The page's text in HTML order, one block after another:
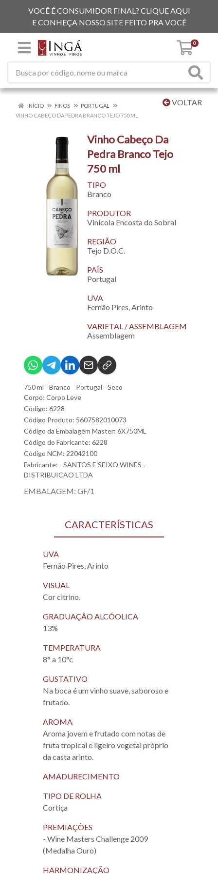
VOCÊ É CONSUMIDOR FINAL? CLIQUE AQUI
E CONHEÇA NOSSO SITE FEITO PRA VOCÊ
0
VOLTAR
INÍCIO FINOS
PORTUGAL
VINHO CABEÇO DA PEDRA BRANCO TEJO 750 ML
Vinho Cabeço Da
Pedra Branco Tejo
750 ml
TIPO
Branco
PRODUTOR
Vinicola Encosta do Sobral
REGIÃO
Tejo D.O.C.
PAÍS
Portugal
UVA
Fernão Pires, Arinto
VARIETAL / ASSEMBLAGEM
Assemblagem
750 ml Branco Portugal
Seco
Corpo: Corpo Leve
Código: 6228
Código Produto: 5607582010073
Código da Embalagem Master: 6X750ML
Código do Fabricante: 6228
Código NCM: 22042100
Fabricante: - SANTOS E SEIXO WINES -
DISTRIBUICAO LTDA
EMBALAGEM: GF/1
CARACTERÍSTICAS
UVA
Fernão Pires, Arinto
VISUAL
Cor citrino.
GRADUAÇÃO ALCÓOLICA
13%
TEMPERATURA
8° a 10°c
GUSTATIVO
Na boca é um vinho suave, saboroso e
frutado.
AROMA
Aroma jovem e frutado com notas de
fruta tropical e ligeiro vegetal próprio
da casta arinto.
AMADURECIMENTO
TIPO DE ROLHA
Cortiça
PREMIAÇÕES
- Wine Masters Challenge 2009
(Medalha Ouro)
HARMONIZAÇÃO